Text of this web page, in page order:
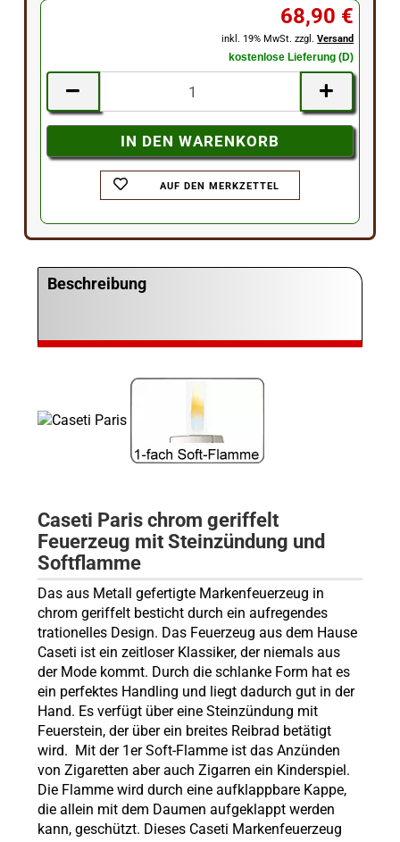
68,90 €
inkl. 19% MwSt. zzgl.Versand
kostenlose Lieferung (D)
AUF DEN MERKZETTEL
Beschreibung
Caseti Paris chrom geriffelt
Feuerzeug mit Steinzündung und
Softflamme
Das aus Metall gefertigte Markenfeuerzeug in
chrom geriffelt besticht durch ein aufregendes
trationelles Design. Das Feuerzeug aus dem Hause
Caseti ist ein zeitloser Klassiker, der niemals aus
der Mode kommt. Durch die schlanke Form hat es
ein perfektes Handling und liegt dadurch gut in der
Hand. Es verfügt über eine Steinzündung mit
Feuerstein, der über ein breites Reibrad betätigt
wird. Mit der 1er Soft-Flamme ist das Anzünden
von Zigaretten aber auch Zigarren ein Kinderspiel.
Die Flamme wird durch eine aufklappbare Kappe,
die allein mit dem Daumen aufgeklapptwerden
kann, geschützt. Dieses Caseti Markenfeuerzeug